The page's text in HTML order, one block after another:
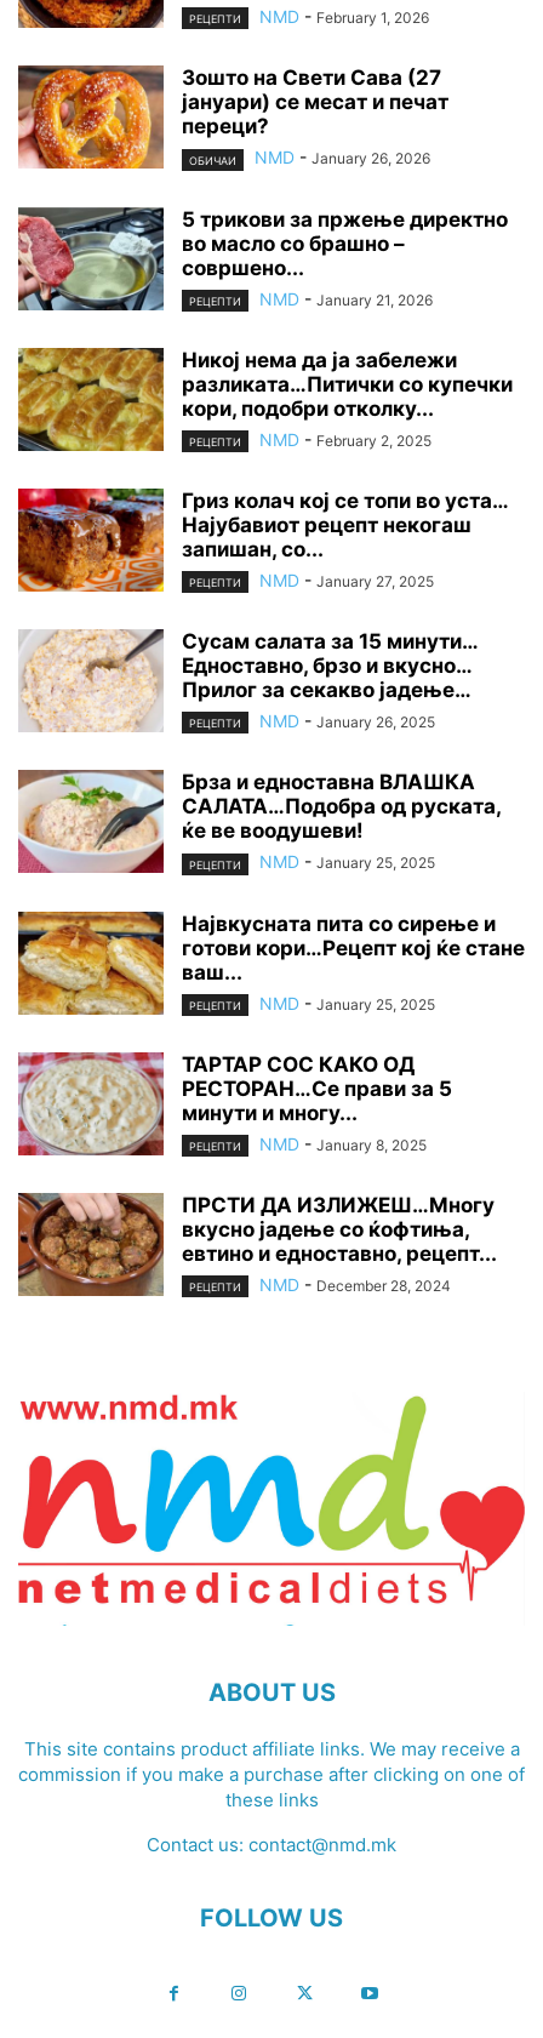
РЕЦЕПТИ NMD - February 1, 2026
Зошто на Свети Сава (27
јануари) се месат и печат
переци?
ОБИЧАИ NMD - January 26, 2026
5 трикови за пржење директно
во масло со брашно –
совршено...
РЕЦЕПТИ NMD - January 21, 2026
Никој нема да ја забележи
разликата…Питички со купечки
кори, подобри отколку...
РЕЦЕПТИ NMD - February 2, 2025
Гриз колач кој се топи во уста…
Најубавиот рецепт некогаш
запишан, со...
РЕЦЕПТИ NMD - January 27, 2025
Сусам салата за 15 минути…
Едноставно, брзо и вкусно…
Прилог за секакво јадење…
РЕЦЕПТИ NMD - January 26, 2025
Брза и едноставна ВЛАШКА
САЛАТА…Подобра од руската,
ќе ве воодушеви!
РЕЦЕПТИ NMD - January 25, 2025
Највкусната пита со сирење и
готови кори…Рецепт кој ќе стане
ваш...
РЕЦЕПТИ NMD - January 25, 2025
ТАРТАР СОС КАКО ОД
РЕСТОРАН…Се прави за 5
минути и многу...
РЕЦЕПТИ NMD - January 8, 2025
ПРСТИ ДА ИЗЛИЖЕШ…Многу
вкусно јадење со ќофтиња,
евтино и едноставно, рецепт...
РЕЦЕПТИ NMD - December 28, 2024
ABOUT US
This site contains product affiliate links. We may receive a
commission if you make a purchase after clicking on one of
these links
Contact us: contact@nmd.mk
FOLLOW US